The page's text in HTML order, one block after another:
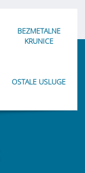
BEZMETALNE
KRUNICE
OSTALE USLUGE